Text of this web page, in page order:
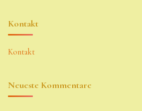
Kontakt
Kontakt
Neueste Kommentare